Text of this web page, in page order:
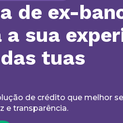
de ex-
a sua
tuas
de crédito que melhor
e transparência.